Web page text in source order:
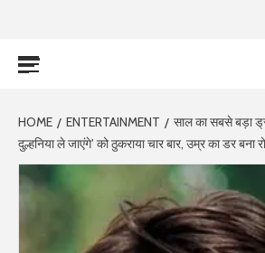
HOME ENTERTAINMENT
साल का सबसे बड़ा
दुल्हनिया ले जाएंगे’ को ठुकराया चार बार, उम्र का डर बना